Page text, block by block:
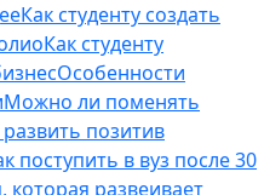
Как студенту создать
Как студенту
Особенности
Можно ли поменять
позитив
поступить в вуз после 30
развеивает